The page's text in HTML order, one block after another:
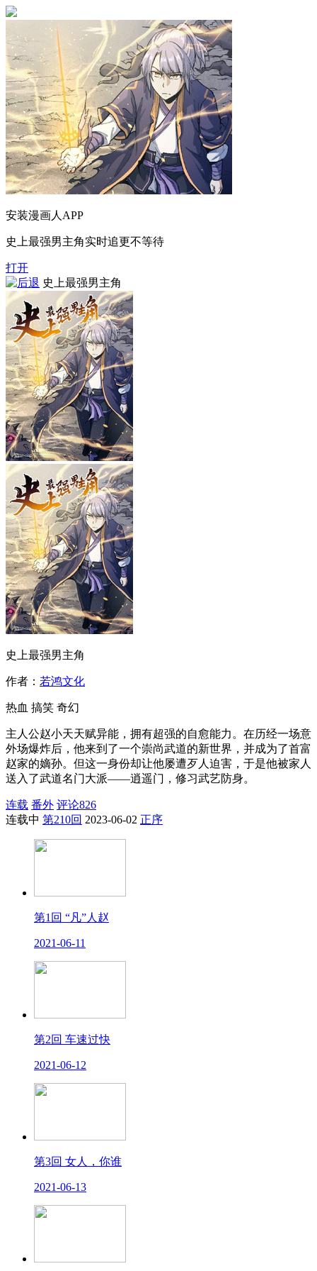
安装漫画人APP
史上最强男主角实时追更不等待
打开
史上最强男主角
史上最强男主角
作者： 若鸿文化
热血 搞笑 奇幻
主人公赵小天天赋异能，拥有超强的自愈能力。在历经一场意
外场爆炸后，他来到了一个崇尚武道的新世界，并成为了首富
赵家的嫡孙。但这一身份却让他屡遭歹人迫害，于是他被家人
送入了武道名门大派——逍遥门，修习武艺防身。
连载 番外 评论826
连载中 第210回 2023-06-02 正序
第1回 “凡”人赵
2021-06-11
第2回 车速过快
2021-06-12
第3回 女人，你谁
2021-06-13